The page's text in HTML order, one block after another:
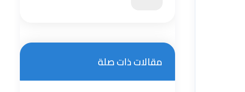
مقالات ذات صلة